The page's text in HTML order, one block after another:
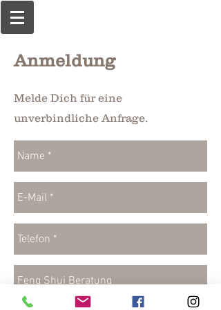
Anmeldung
Melde Dich für eine
unverbindliche Anfrage.